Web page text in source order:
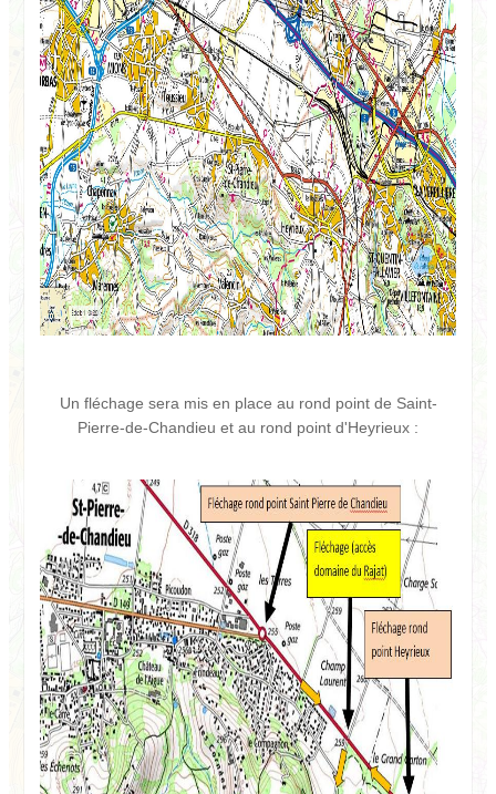
Un fléchage sera mis en place au rond point de Saint-
Pierre-de-Chandieu et au rond point d'Heyrieux :